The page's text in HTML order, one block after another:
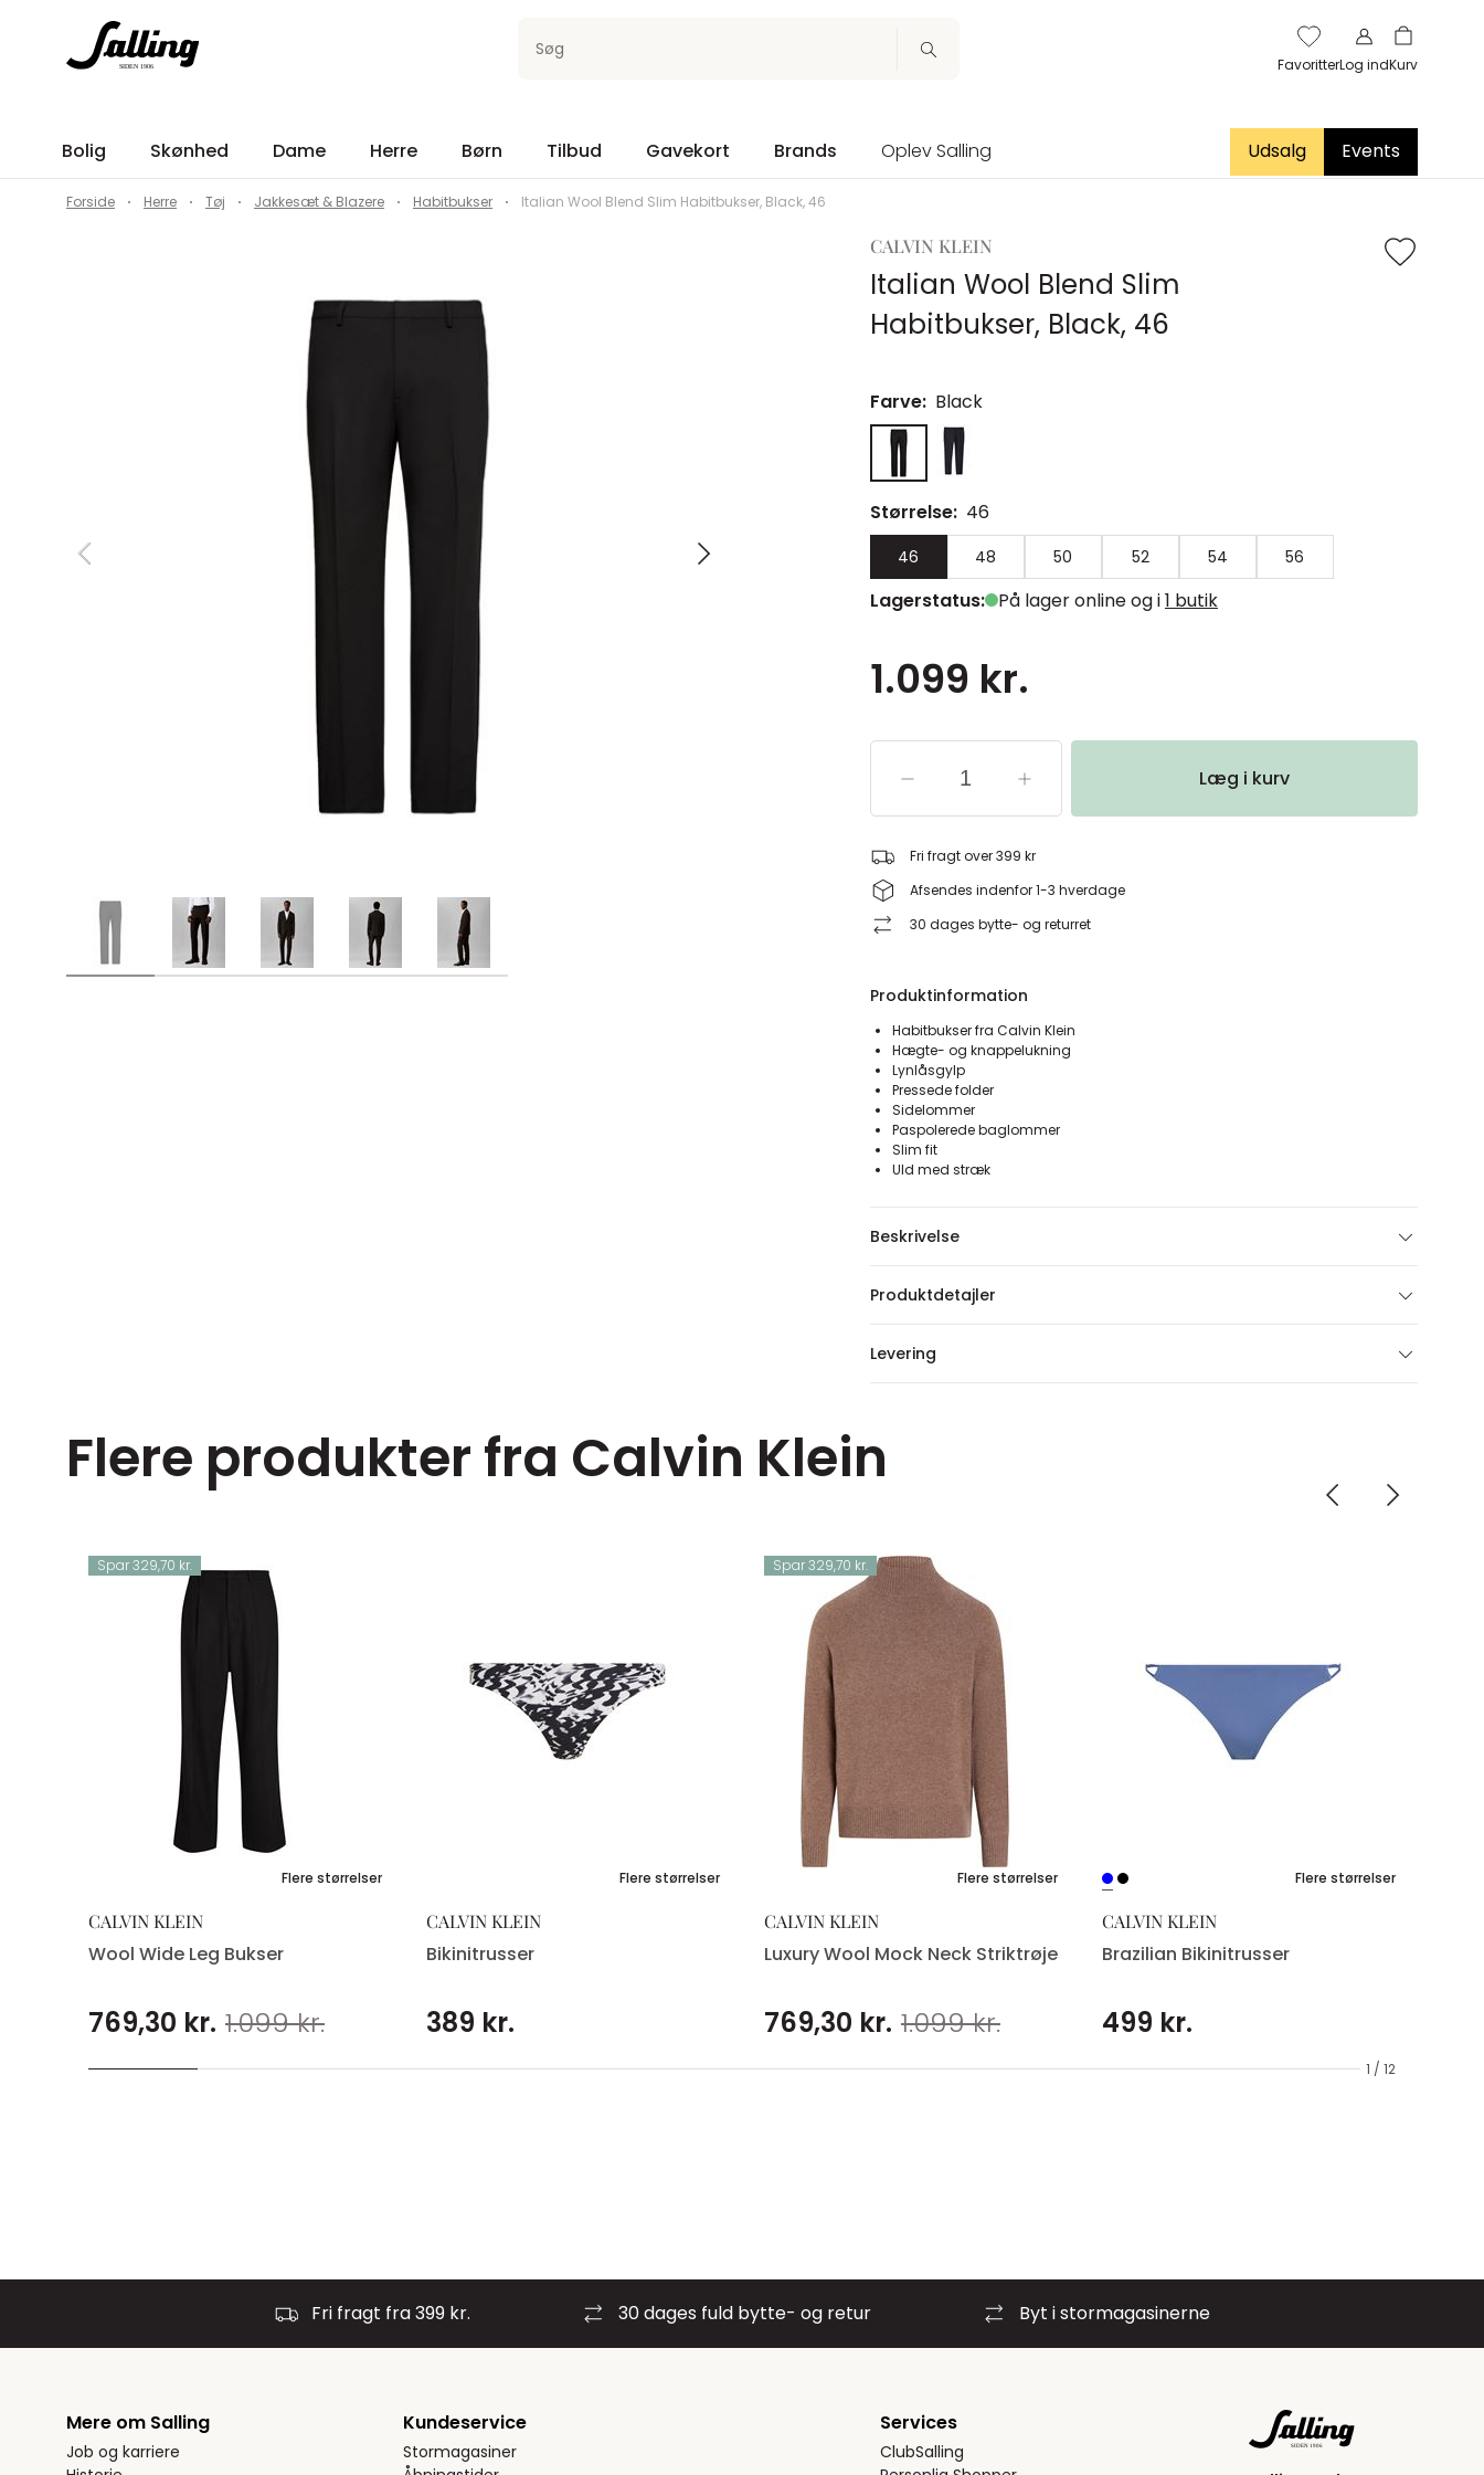
Søg
FavoritterLog indKurv
Bolig Skønhed Dame Herre Børn Tilbud Gavekort Brands Oplev Salling Udsalg Events
Forside Herre Tøj Jakkesæt & Blazere Habitbukser Italian Wool Blend Slim Habitbukser, Black, 46
CALVIN KLEIN
Italian Wool Blend Slim
Habitbukser, Black, 46
Farve: Black
Størrelse: 46
46 48 50 52 54 56
Lagerstatus: På lager online og i1 butik
1.099 kr.
Læg i kurv
Fri fragt over 399 kr
Afsendes indenfor 1-3 hverdage
30 dages bytte- og returret
Produktinformation
Habitbukser fra Calvin Klein
Hægte- og knappelukning
Lynlåsgylp
Pressede folder
Sidelommer
Paspolerede baglommer
Slim fit
Uld med stræk
Beskrivelse
Produktdetajler
Levering
Flere produkter fra Calvin Klein
1 / 12
Spar 329,70 kr.
Flere størrelser
CALVIN KLEIN
Wool Wide Leg Bukser
769,30 kr. 1.099 kr.
Flere størrelser
CALVIN KLEIN
Bikinitrusser
389 kr.
Spar 329,70 kr.
Flere størrelser
CALVIN KLEIN
Luxury Wool Mock Neck Striktrøje
769,30 kr. 1.099 kr.
Flere størrelser
CALVIN KLEIN
Brazilian Bikinitrusser
499 kr.
Fri fragt fra 399 kr. 30 dages fuld bytte- og retur Byt i stormagasinerne
Mere om Salling
Job og karriere
Kundeservice
Stormagasiner
Services
ClubSalling